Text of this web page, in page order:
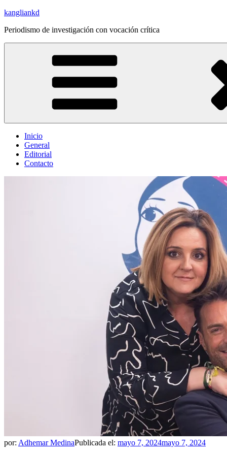
Saltar
contenido
kangliankd
Periodismo de investigación con vocación crítica
Inicio
General
Editorial
Contacto
por: Adhemar MedinaPublicada el: mayo 7, 2024mayo 7, 2024